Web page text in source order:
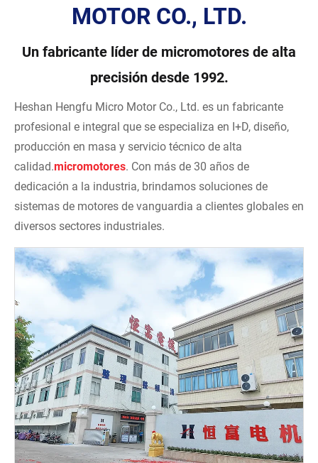
MOTOR CO., LTD.
Un fabricante líder de micromotores de alta
precisión desde 1992.
Heshan Hengfu Micro Motor Co., Ltd. es un fabricante
profesional e integral que se especializa en I+D, diseño,
producción en masa y servicio técnico de alta
calidad.micromotores. Con más de 30 años de
dedicación a la industria, brindamos soluciones de
sistemas de motores de vanguardia a clientes globales en
diversos sectores industriales.